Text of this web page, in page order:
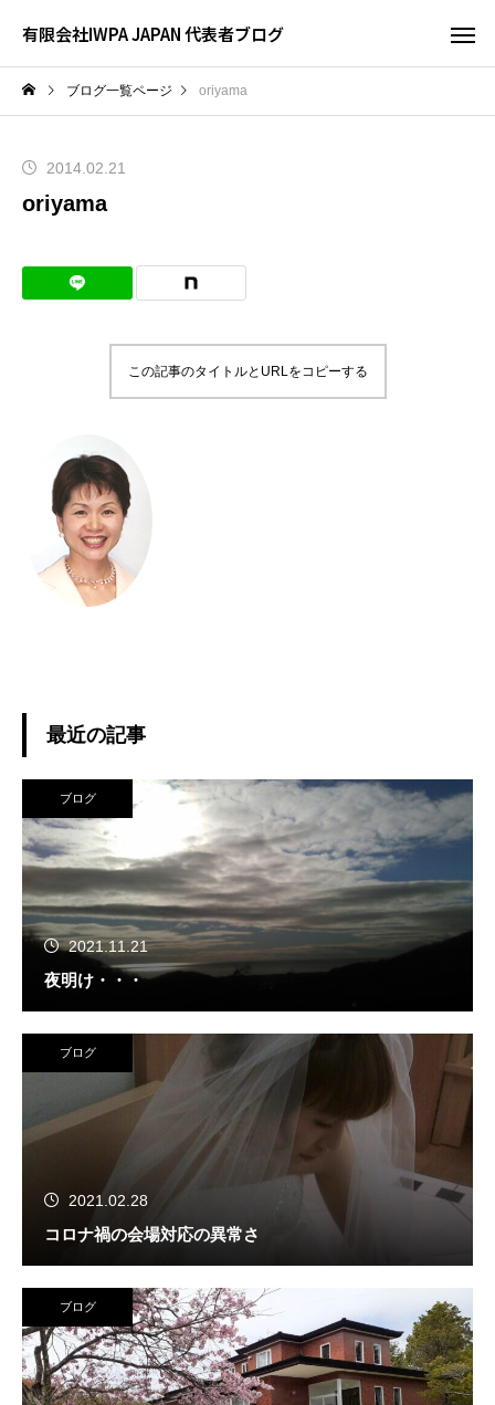
有限会社IWPA JAPAN 代表者ブログ
ブログ一覧ページ oriyama
2014.02.21
oriyama
この記事のタイトルとURLをコピーする
最近の記事
ブログ
2021.11.21
夜明け・・・
ブログ
2021.02.28
コロナ禍の会場対応の異常さ
ブログ